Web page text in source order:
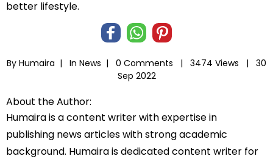
better lifestyle.
By Humaira | In News | 0 Comments | 3474 Views |
30
Sep 2022
About the Author:
Humaira is a content writer with expertise in
publishing news articles with strong academic
background. Humaira is dedicated content writer for